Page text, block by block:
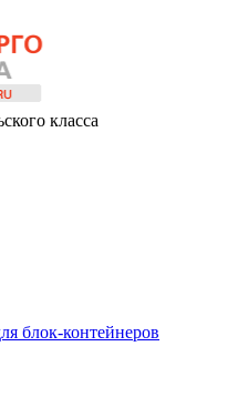
класса
блок-контейнеров